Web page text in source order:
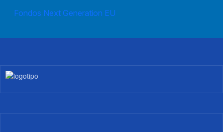
Fondos Next Generation EU
Imagen